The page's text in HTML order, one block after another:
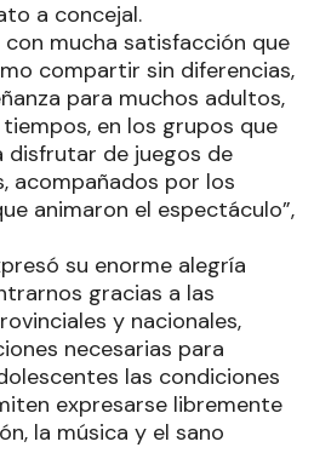
a concejal.
con mucha satisfacción que
compartir sin diferencias,
para muchos adultos,
en los grupos que
disfrutar de juegos de
acompañados por los
animaron el espectáculo”,
su enorme alegría
gracias a las
y nacionales,
necesarias para
las condiciones
expresarse libremente
la música y el sano